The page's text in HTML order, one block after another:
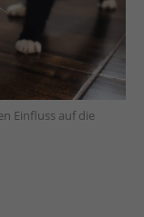
Einfluss auf die